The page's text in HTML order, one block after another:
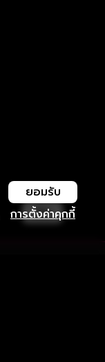
การตั้งค่าคุกกี้
ยอมรับ
เปิด